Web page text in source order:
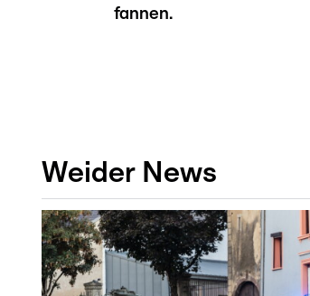
fannen.
Weider News